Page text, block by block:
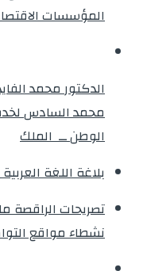
المؤسسات
الدكتور محمد
محمد السادس
الوطن ــ الملك
بلاغة اللغة
تصريحات الراقصة
نشطاء مواقع